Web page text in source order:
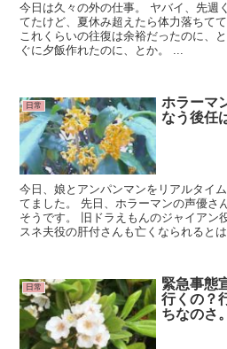
今日は久々の外の仕事。 ヤバイ、先週
てたけど、夏休み超えたら体力落ちて
これくらいの往復は余裕だったのに、
ぐに夕飯作れたのに、とか。 ...
日常
ホラーマ
なう後任
今日、娘とアンパンマンをリアルタイ
てました。 先日、ホラーマンの声優さ
そうです。 旧ドラえもんのジャイアン
スネ夫役の肝付さんも亡くなられるとは
日常
緊急事態
行くの？
ちなのさ。